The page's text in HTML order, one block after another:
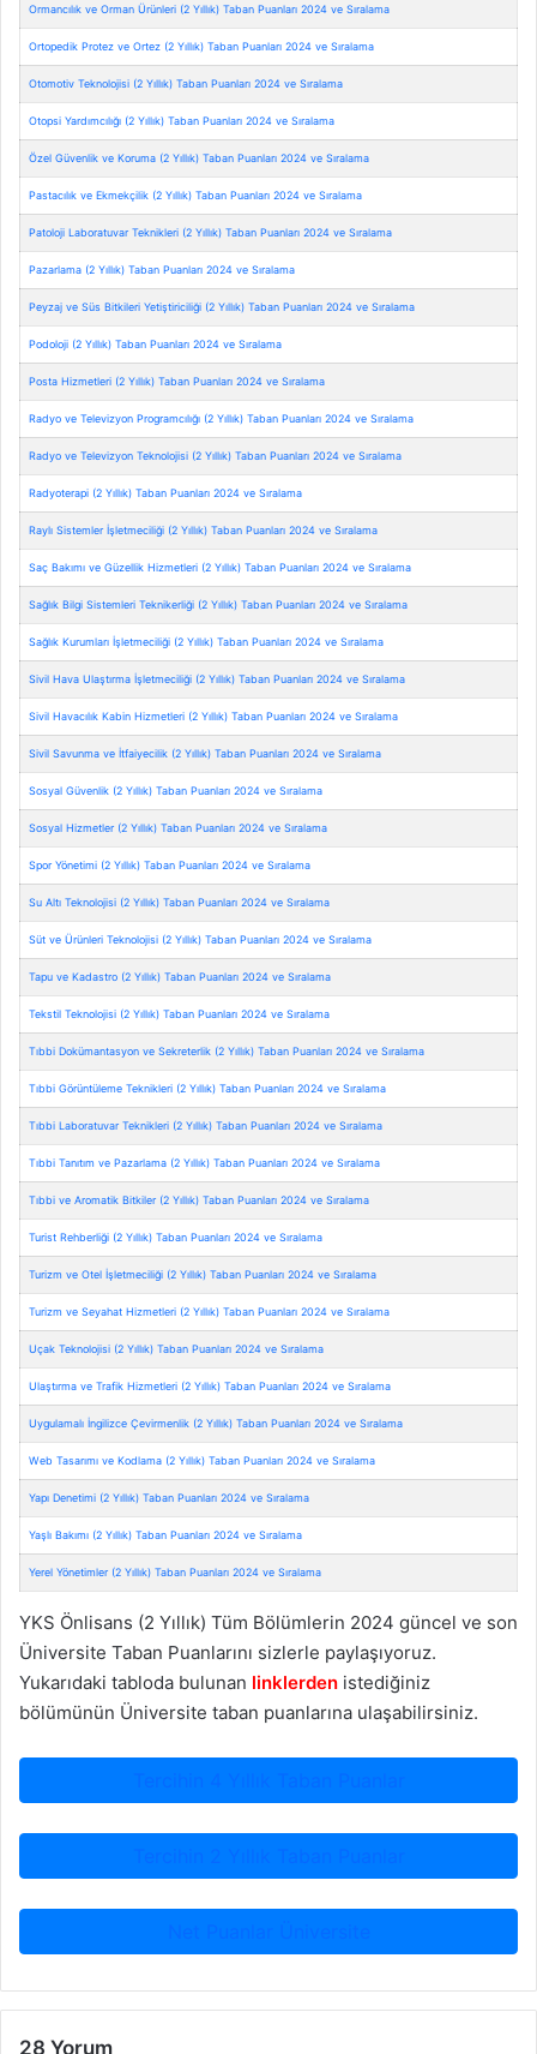
Ormancılık ve Orman Ürünleri (2 Yıllık) Taban Puanları 2024 ve Sıralama
Ortopedik Protez ve Ortez (2 Yıllık) Taban Puanları 2024 ve Sıralama
Otomotiv Teknolojisi (2 Yıllık) Taban Puanları 2024 ve Sıralama
Otopsi Yardımcılığı (2 Yıllık) Taban Puanları 2024 ve Sıralama
Özel Güvenlik ve Koruma (2 Yıllık) Taban Puanları 2024 ve Sıralama
Pastacılık ve Ekmekçilik (2 Yıllık) Taban Puanları 2024 ve Sıralama
Patoloji Laboratuvar Teknikleri (2 Yıllık) Taban Puanları 2024 ve Sıralama
Pazarlama (2 Yıllık) Taban Puanları 2024 ve Sıralama
Peyzaj ve Süs Bitkileri Yetiştiriciliği (2 Yıllık) Taban Puanları 2024 ve Sıralama
Podoloji (2 Yıllık) Taban Puanları 2024 ve Sıralama
Posta Hizmetleri (2 Yıllık) Taban Puanları 2024 ve Sıralama
Radyo ve Televizyon Programcılığı (2 Yıllık) Taban Puanları 2024 ve Sıralama
Radyo ve Televizyon Teknolojisi (2 Yıllık) Taban Puanları 2024 ve Sıralama
Radyoterapi (2 Yıllık) Taban Puanları 2024 ve Sıralama
Raylı Sistemler İşletmeciliği (2 Yıllık) Taban Puanları 2024 ve Sıralama
Saç Bakımı ve Güzellik Hizmetleri (2 Yıllık) Taban Puanları 2024 ve Sıralama
Sağlık Bilgi Sistemleri Teknikerliği (2 Yıllık) Taban Puanları 2024 ve Sıralama
Sağlık Kurumları İşletmeciliği (2 Yıllık) Taban Puanları 2024 ve Sıralama
Sivil Hava Ulaştırma İşletmeciliği (2 Yıllık) Taban Puanları 2024 ve Sıralama
Sivil Havacılık Kabin Hizmetleri (2 Yıllık) Taban Puanları 2024 ve Sıralama
Sivil Savunma ve İtfaiyecilik (2 Yıllık) Taban Puanları 2024 ve Sıralama
Sosyal Güvenlik (2 Yıllık) Taban Puanları 2024 ve Sıralama
Sosyal Hizmetler (2 Yıllık) Taban Puanları 2024 ve Sıralama
Spor Yönetimi (2 Yıllık) Taban Puanları 2024 ve Sıralama
Su Altı Teknolojisi (2 Yıllık) Taban Puanları 2024 ve Sıralama
Süt ve Ürünleri Teknolojisi (2 Yıllık) Taban Puanları 2024 ve Sıralama
Tapu ve Kadastro (2 Yıllık) Taban Puanları 2024 ve Sıralama
Tekstil Teknolojisi (2 Yıllık) Taban Puanları 2024 ve Sıralama
Tıbbi Dokümantasyon ve Sekreterlik (2 Yıllık) Taban Puanları 2024 ve Sıralama
Tıbbi Görüntüleme Teknikleri (2 Yıllık) Taban Puanları 2024 ve Sıralama
Tıbbi Laboratuvar Teknikleri (2 Yıllık) Taban Puanları 2024 ve Sıralama
Tıbbi Tanıtım ve Pazarlama (2 Yıllık) Taban Puanları 2024 ve Sıralama
Tıbbi ve Aromatik Bitkiler (2 Yıllık) Taban Puanları 2024 ve Sıralama
Turist Rehberliği (2 Yıllık) Taban Puanları 2024 ve Sıralama
Turizm ve Otel İşletmeciliği (2 Yıllık) Taban Puanları 2024 ve Sıralama
Turizm ve Seyahat Hizmetleri (2 Yıllık) Taban Puanları 2024 ve Sıralama
Uçak Teknolojisi (2 Yıllık) Taban Puanları 2024 ve Sıralama
Ulaştırma ve Trafik Hizmetleri (2 Yıllık) Taban Puanları 2024 ve Sıralama
Uygulamalı İngilizce Çevirmenlik (2 Yıllık) Taban Puanları 2024 ve Sıralama
Web Tasarımı ve Kodlama (2 Yıllık) Taban Puanları 2024 ve Sıralama
Yapı Denetimi (2 Yıllık) Taban Puanları 2024 ve Sıralama
Yaşlı Bakımı (2 Yıllık) Taban Puanları 2024 ve Sıralama
Yerel Yönetimler (2 Yıllık) Taban Puanları 2024 ve Sıralama
YKS Önlisans (2 Yıllık) Tüm Bölümlerin 2024 güncel ve son
Üniversite Taban Puanlarını sizlerle paylaşıyoruz.
Yukarıdaki tabloda bulunan linklerden istediğiniz
bölümünün Üniversite taban puanlarına ulaşabilirsiniz.
28 Yorum